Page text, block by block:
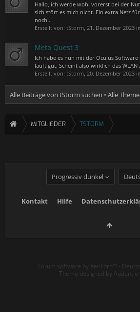
Hallo, ich werde wohl vorerst bei der
sich stört es mich nicht. Ein extra Netz
noch...
Erstellt von: tStorm, 21. Dezember 2023
Meta Quest 3
Ich habe es nun mit der Oculus Software
läuft gut. Scheint also wirklich das WLAN
Erstellt von: tStorm, 20. Dezember 2023
Alle Beiträge von tStorm suchen Alle
MITGLIEDER TSTORM
Progressiv dunkel
Kontakt Hilfe
Forum software by XenForo™ -
Theme designed by Audentio